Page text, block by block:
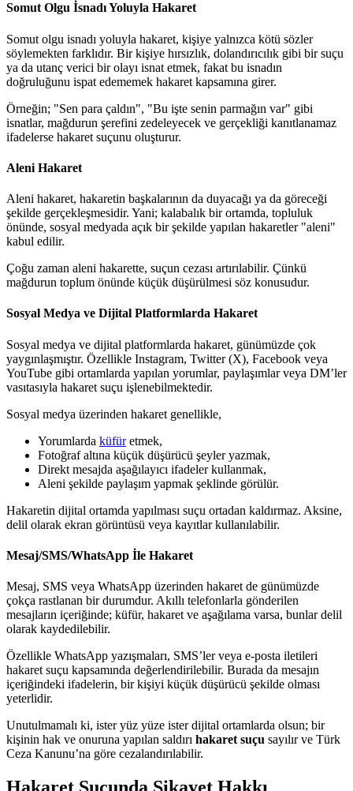
Somut Olgu İsnadı Yoluyla Hakaret
Somut olgu isnadı yoluyla hakaret, kişiye yalnızca kötü sözler
söylemekten farklıdır. Bir kişiye hırsızlık, dolandırıcılık gibi bir suçu
ya da utanç verici bir olayı isnat etmek, fakat bu isnadın
doğruluğunu ispat edememek hakaret kapsamına girer.
Örneğin; "Sen para çaldın", "Bu işte senin parmağın var" gibi
isnatlar, mağdurun şerefini zedeleyecek ve gerçekliği kanıtlanamaz
ifadelerse hakaret suçunu oluşturur.
Aleni Hakaret
Aleni hakaret, hakaretin başkalarının da duyacağı ya da göreceği
şekilde gerçekleşmesidir. Yani; kalabalık bir ortamda, topluluk
önünde, sosyal medyada açık bir şekilde yapılan hakaretler "aleni"
kabul edilir.
Çoğu zaman aleni hakarette, suçun cezası artırılabilir. Çünkü
mağdurun toplum önünde küçük düşürülmesi söz konusudur.
Sosyal Medya ve Dijital Platformlarda Hakaret
Sosyal medya ve dijital platformlarda hakaret, günümüzde çok
yaygınlaşmıştır. Özellikle Instagram, Twitter (X), Facebook veya
YouTube gibi ortamlarda yapılan yorumlar, paylaşımlar veya DM’ler
vasıtasıyla hakaret suçu işlenebilmektedir.
Sosyal medya üzerinden hakaret genellikle,
Yorumlarda küfüretmek,
Fotoğraf altına küçük düşürücü şeyler yazmak,
Direkt mesajda aşağılayıcı ifadeler kullanmak,
Aleni şekilde paylaşım yapmak şeklinde görülür.
Hakaretin dijital ortamda yapılması suçu ortadan kaldırmaz. Aksine,
delil olarak ekran görüntüsü veya kayıtlar kullanılabilir.
Mesaj/SMS/WhatsApp İle Hakaret
Mesaj, SMS veya WhatsApp üzerinden hakaret de günümüzde
çokça rastlanan bir durumdur. Akıllı telefonlarla gönderilen
mesajların içeriğinde; küfür, hakaret ve aşağılama varsa, bunlar delil
olarak kaydedilebilir.
Özellikle WhatsApp yazışmaları, SMS’ler veya e-posta iletileri
hakaret suçu kapsamında değerlendirilebilir. Burada da mesajın
içeriğindeki ifadelerin, bir kişiyi küçük düşürücü şekilde olması
yeterlidir.
Unutulmamalı ki, ister yüz yüze ister dijital ortamlarda olsun; bir
kişinin hak ve onuruna yapılan saldırı hakaret suçu sayılır ve Türk
Ceza Kanunu’na göre cezalandırılabilir.